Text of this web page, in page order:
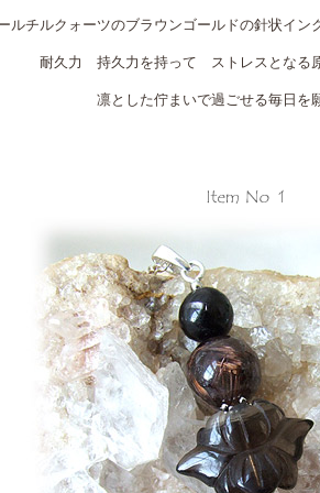
ルチルクォーツのブラウンゴールドの針状イン
耐久力 持久力を持って ストレスとなる
凛とした佇まいで過ごせる毎日を